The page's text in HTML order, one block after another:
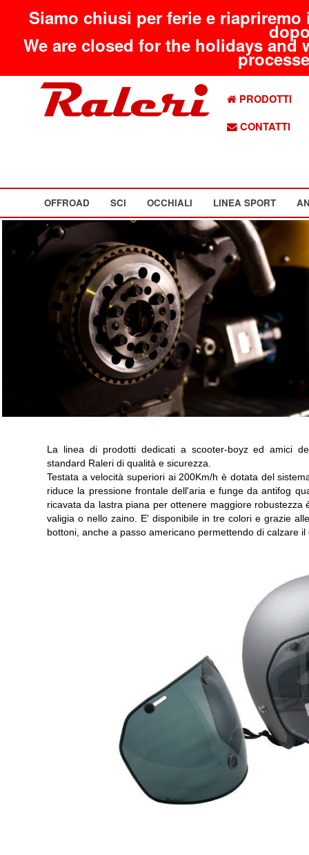
Siamo chiusi per ferie e
We are closed for the holidays
PRODOTTI
CONTATTI
OFFROAD SCI OCCHIALI LINEA SPORT
La linea di prodotti dedicati a scooter-boyz ed amici
standard Raleri di qualità e sicurezza.
Testata a velocità superiori ai 200Km/h è dotata del
riduce la pressione frontale dell'aria e funge da antifog
ricavata da lastra piana per ottenere maggiore
valigia o nello zaino. E' disponibile in tre colori e grazie
bottoni, anche a passo americano permettendo di calzare